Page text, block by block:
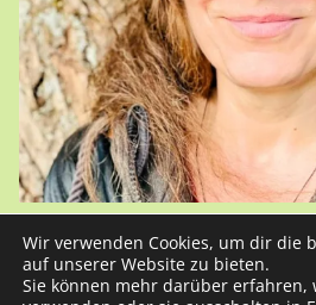
Kristin Heberlein © 2024 | All
Wir verwenden Cookies, um dir die
auf unserer Website zu bieten.
Sie können mehr darüber erfahren,